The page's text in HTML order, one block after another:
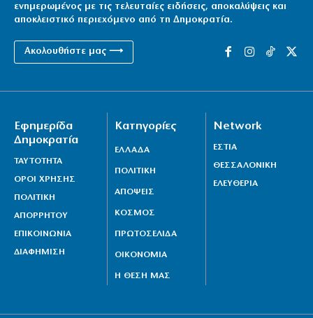
ενημερωμένος με τις τελευταίες ειδήσεις, αποκαλύψεις και
αποκλειστικό περιεχόμενο από τη Δημοκρατία.
Ακολουθήστε μας ⟶
Εφημερίδα
Δημοκρατία
ΤΑΥΤΟΤΗΤΑ
ΟΡΟΙ ΧΡΗΣΗΣ
ΠΟΛΙΤΙΚΗ
ΑΠΟΡΡΗΤΟΥ
ΕΠΙΚΟΙΝΩΝΙΑ
ΔΙΑΦΗΜΙΣΗ
Κατηγορίες
ΕΛΛΑΔΑ
ΠΟΛΙΤΙΚΗ
ΑΠΟΨΕΙΣ
ΚΟΣΜΟΣ
ΠΡΩΤΟΣΕΛΙΔΑ
ΟΙΚΟΝΟΜΙΑ
Η ΘΕΣΗ ΜΑΣ
Network
ΕΣΤΙΑ
ΘΕΣΣΑΛΟΝΙΚΗ
ΕΛΕΥΘΕΡΙΑ